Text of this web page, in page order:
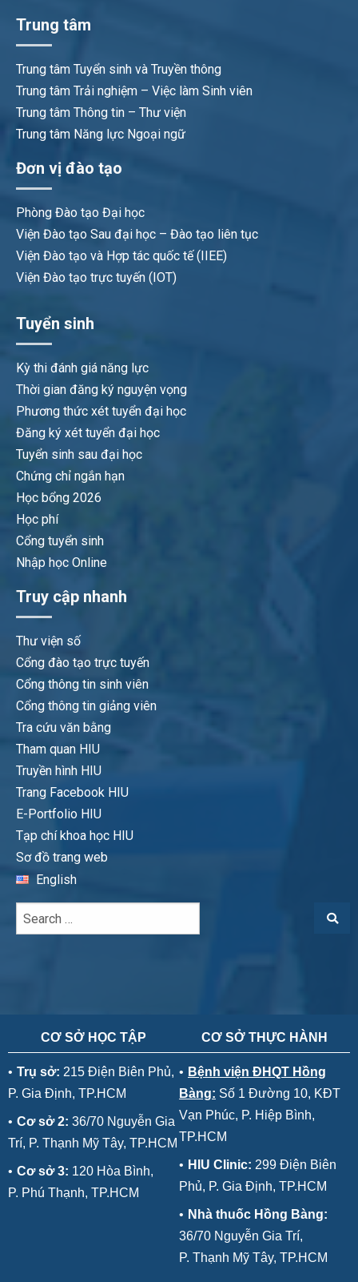
Trung tâm
Trung tâm Tuyển sinh và Truyền thông
Trung tâm Trải nghiệm – Việc làm Sinh viên
Trung tâm Thông tin – Thư viện
Trung tâm Năng lực Ngoại ngữ
Đơn vị đào tạo
Phòng Đào tạo Đại học
Viện Đào tạo Sau đại học – Đào tạo liên tục
Viện Đào tạo và Hợp tác quốc tế (IIEE)
Viện Đào tạo trực tuyến (IOT)
Tuyển sinh
Kỳ thi đánh giá năng lực
Thời gian đăng ký nguyện vọng
Phương thức xét tuyển đại học
Đăng ký xét tuyển đại học
Tuyển sinh sau đại học
Chứng chỉ ngắn hạn
Học bổng 2026
Học phí
Cổng tuyển sinh
Nhập học Online
Truy cập nhanh
Thư viện số
Cổng đào tạo trực tuyến
Cổng thông tin sinh viên
Cổng thông tin giảng viên
Tra cứu văn bằng
Tham quan HIU
Truyền hình HIU
Trang Facebook HIU
E-Portfolio HIU
Tạp chí khoa học HIU
Sơ đồ trang web
English
CƠ SỞ HỌC TẬP
• Trụ sở: 215 Điện Biên Phủ,
P. Gia Định, TP.HCM
• Cơ sở 2: 36/70 Nguyễn Gia
Trí, P. Thạnh Mỹ Tây, TP.HCM
• Cơ sở 3: 120 Hòa Bình,
P. Phú Thạnh, TP.HCM
CƠ SỞ THỰC HÀNH
• Bệnh viện ĐHQT Hồng
Bàng: Số 1 Đường 10, KĐT
Vạn Phúc, P. Hiệp Bình,
TP.HCM
• HIU Clinic: 299 Điện Biên
Phủ, P. Gia Định, TP.HCM
• Nhà thuốc Hồng Bàng:
36/70 Nguyễn Gia Trí,
P. Thạnh Mỹ Tây, TP.HCM